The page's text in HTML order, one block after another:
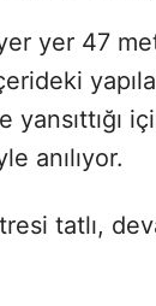
yer 47
anılıyor.
tatlı,